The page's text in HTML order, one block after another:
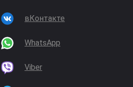
вКонтакте
WhatsApp
Viber